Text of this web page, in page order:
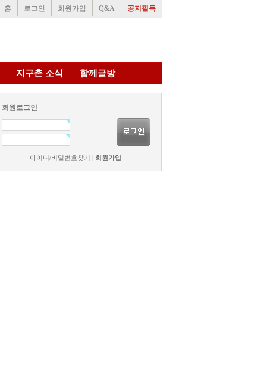
홈 로그인 회원가입 Q&A 공지필독
지구촌 소식 함께글방
회원로그인
아이디/비밀번호찾기 회원가입